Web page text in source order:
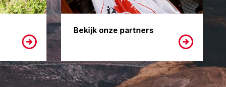
Bekijk onze partners